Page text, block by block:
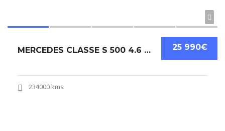
25 990€
MERCEDES CLASSE S 500 4.6 V8
234000 kms